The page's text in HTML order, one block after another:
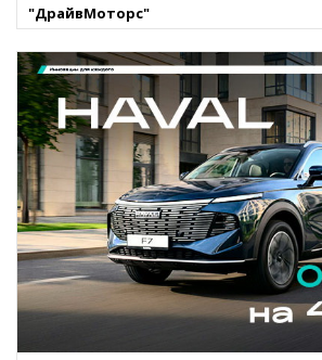
"ДрайвМоторс"